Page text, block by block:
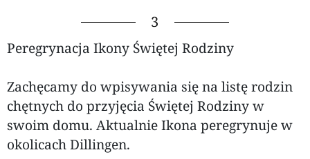
3
Peregrynacja Ikony Świętej Rodziny
Zachęcamy do wpisywania się na listę rodzin
chętnych do przyjęcia Świętej Rodziny w
swoim domu. Aktualnie Ikona peregrynuje w
okolicach Dillingen.